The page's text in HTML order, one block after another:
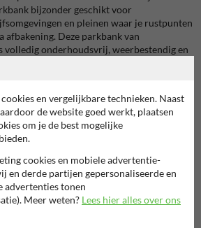
bijzonder geschikt voor
en pleinen waar je rustpunten
Deze parkbank van
volledig onderhoudsvrij, weerbestendig en
Daardoor is ze ideaal als kunststof
locaties.
je het best?
de gekozen uitvoering bepaalt vooral
en doorstroomzones. Je kan langs beide
blijft open ogen in de ruimte.
rechts
wilt sturen, bijvoorbeeld naar een
en vergelijkbare technieken. Naast
de website goed werkt, plaatsen
om je de best mogelijke
cookies en mobiele advertentie-
en derde partijen gepersonaliseerde en
advertenties tonen
Meer weten? Lees hier alles over ons